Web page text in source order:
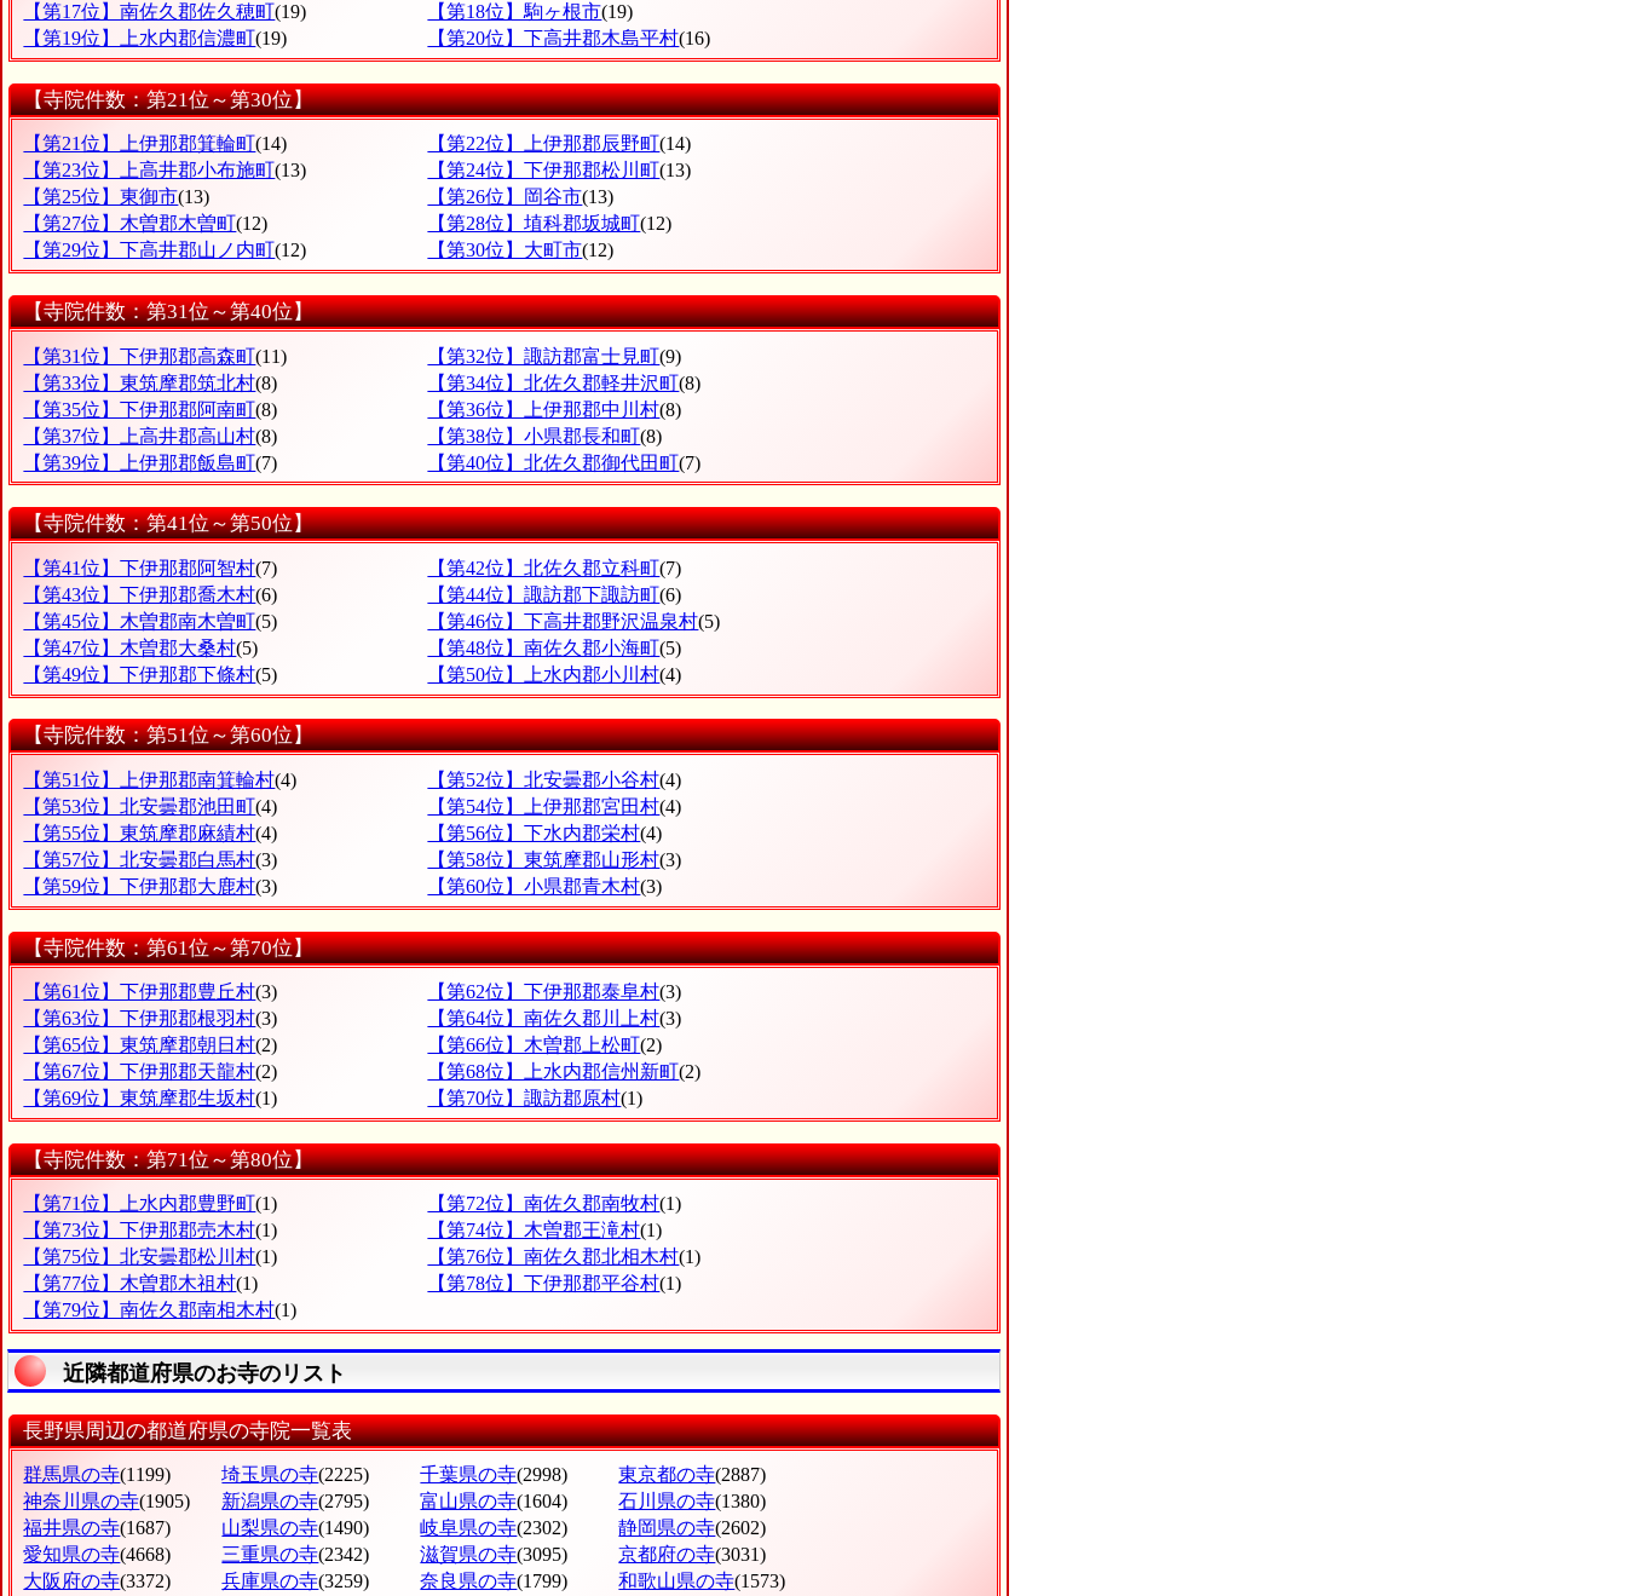
【第17位】南佐久郡佐久穂町(19) 【第18位】駒ヶ根市(19)
【第19位】上水内郡信濃町(19) 【第20位】下高井郡木島平村(16)
【寺院件数：第21位～第30位】
【第21位】上伊那郡箕輪町(14) 【第22位】上伊那郡辰野町(14)
【第23位】上高井郡小布施町(13) 【第24位】下伊那郡松川町(13)
【第25位】東御市(13) 【第26位】岡谷市(13)
【第27位】木曽郡木曽町(12) 【第28位】埴科郡坂城町(12)
【第29位】下高井郡山ノ内町(12) 【第30位】大町市(12)
【寺院件数：第31位～第40位】
【第31位】下伊那郡高森町(11) 【第32位】諏訪郡富士見町(9)
【第33位】東筑摩郡筑北村(8) 【第34位】北佐久郡軽井沢町(8)
【第35位】下伊那郡阿南町(8) 【第36位】上伊那郡中川村(8)
【第37位】上高井郡高山村(8) 【第38位】小県郡長和町(8)
【第39位】上伊那郡飯島町(7) 【第40位】北佐久郡御代田町(7)
【寺院件数：第41位～第50位】
【第41位】下伊那郡阿智村(7) 【第42位】北佐久郡立科町(7)
【第43位】下伊那郡喬木村(6) 【第44位】諏訪郡下諏訪町(6)
【第45位】木曽郡南木曽町(5) 【第46位】下高井郡野沢温泉村(5)
【第47位】木曽郡大桑村(5) 【第48位】南佐久郡小海町(5)
【第49位】下伊那郡下條村(5) 【第50位】上水内郡小川村(4)
【寺院件数：第51位～第60位】
【第51位】上伊那郡南箕輪村(4) 【第52位】北安曇郡小谷村(4)
【第53位】北安曇郡池田町(4) 【第54位】上伊那郡宮田村(4)
【第55位】東筑摩郡麻績村(4) 【第56位】下水内郡栄村(4)
【第57位】北安曇郡白馬村(3) 【第58位】東筑摩郡山形村(3)
【第59位】下伊那郡大鹿村(3) 【第60位】小県郡青木村(3)
【寺院件数：第61位～第70位】
【第61位】下伊那郡豊丘村(3) 【第62位】下伊那郡泰阜村(3)
【第63位】下伊那郡根羽村(3) 【第64位】南佐久郡川上村(3)
【第65位】東筑摩郡朝日村(2) 【第66位】木曽郡上松町(2)
【第67位】下伊那郡天龍村(2) 【第68位】上水内郡信州新町(2)
【第69位】東筑摩郡生坂村(1) 【第70位】諏訪郡原村(1)
【寺院件数：第71位～第80位】
【第71位】上水内郡豊野町(1) 【第72位】南佐久郡南牧村(1)
【第73位】下伊那郡売木村(1) 【第74位】木曽郡王滝村(1)
【第75位】北安曇郡松川村(1) 【第76位】南佐久郡北相木村(1)
【第77位】木曽郡木祖村(1) 【第78位】下伊那郡平谷村(1)
【第79位】南佐久郡南相木村(1)
近隣都道府県のお寺のリスト
長野県周辺の都道府県の寺院一覧表
群馬県の寺(1199) 埼玉県の寺(2225) 千葉県の寺(2998) 東京都の寺(2887)
神奈川県の寺(1905) 新潟県の寺(2795) 富山県の寺(1604) 石川県の寺(1380)
福井県の寺(1687) 山梨県の寺(1490) 岐阜県の寺(2302) 静岡県の寺(2602)
愛知県の寺(4668) 三重県の寺(2342) 滋賀県の寺(3095) 京都府の寺(3031)
大阪府の寺(3372) 兵庫県の寺(3259) 奈良県の寺(1799) 和歌山県の寺(1573)